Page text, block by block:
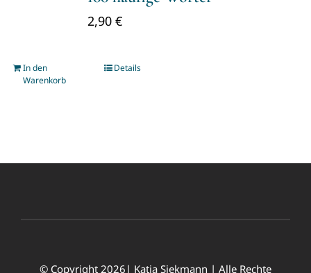
2,90 €
In den
Warenkorb
Details
© Copyright 2026| Katja Siekmann | Alle Rechte